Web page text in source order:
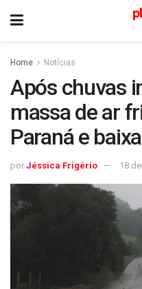
Home Notícias
Após chuvas
massa de ar
Paraná e
por Jéssica Frigério 18